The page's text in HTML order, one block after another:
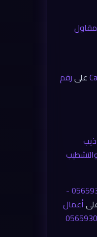
علىرقم
ذيب
رقم مقاول بناء بالرياض 0565930036 -
أعمال